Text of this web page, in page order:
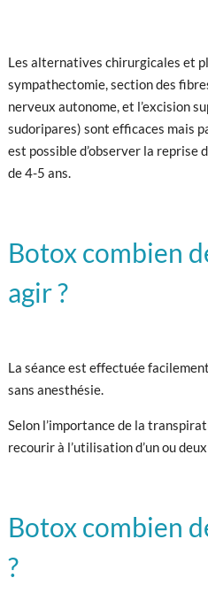
Les alternatives chirurgicales et
sympathectomie, section des
nerveux autonome, et l’excision
sudoripares) sont efficaces mais
est possible d’observer la reprise
de 4-5 ans.
Botox combien
agir ?
La séance est effectuée
sans anesthésie.
Selon l’importance de la
recourir à l’utilisation d’un ou deux
Botox combien
?